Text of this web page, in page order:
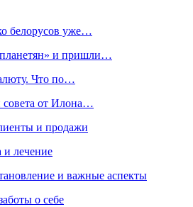
белорусов уже…
и пришли…
Что по…
совета от Илона…
и продажи
и лечение
и важные аспекты
о себе